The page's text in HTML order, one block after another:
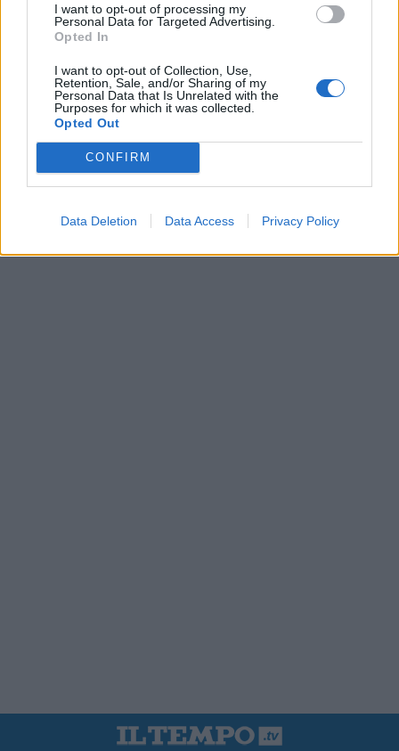
I want to opt-out of processing my
Personal Data for Targeted Advertising.
Opted In
I want to opt-out of Collection, Use,
Retention, Sale, and/or Sharing of my
Personal Data that Is Unrelated with the
Purposes for which it was collected.
Opted Out
CONFIRM
Data Deletion Data Access Privacy Policy